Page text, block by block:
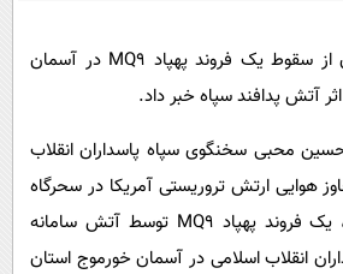
فناوری
گوناگون
حوادث
محیط زیست
سلامت
روانشناسی
آشپزی
سخنگوی سپاه پاسداران از سقوط یک فروند پهپاد MQ9 در آسمان
آتش پدافند سپاه خبر داد.
حسین محبی سخنگوی سپاه پاسداران انقلاب
هوایی ارتش تروریستی آمریکا در سحرگاه
امروز چهارشنبه 17 تیر، یک فروند پهپاد MQ9 توسط آتش سامانه
انقلاب اسلامی در آسمان خورموج استان